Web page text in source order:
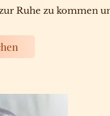
Ruhe zu kommen